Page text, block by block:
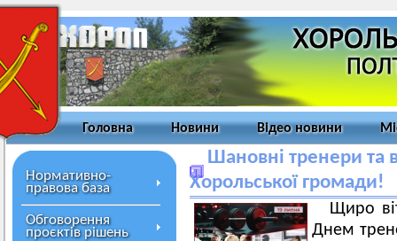
Головна Новини Відео новини
Нормативно-
правова база
Обговорення
проєктів рішень
Шановні тренери та
Хорольської громади!
Щиро
Днем